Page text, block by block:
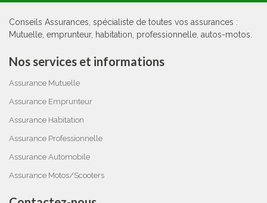
Conseils Assurances, spécialiste de toutes vos assurances :
Mutuelle, emprunteur, habitation, professionnelle, autos-motos.
Nos services et informations
Assurance Mutuelle
Assurance Emprunteur
Assurance Habitation
Assurance Professionnelle
Assurance Automobile
Assurance Motos/Scooters